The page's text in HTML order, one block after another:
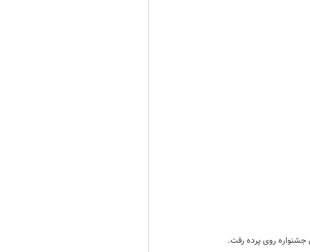
جشنواره روی پرده رفت.